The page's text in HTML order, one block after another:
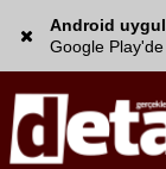
Android
Google